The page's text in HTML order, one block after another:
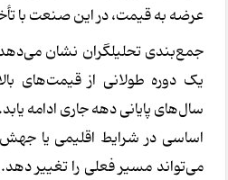
عرضه به قیمت، در این صنعت با
جمع‌بندی تحلیلگران نشان می‌دهد
یک دوره طولانی از قیمت‌های
سال‌های پایانی دهه جاری ادامه
اساسی در شرایط اقلیمی یا جهش
می‌تواند مسیر فعلی را تغییر